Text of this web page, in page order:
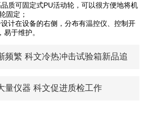
可固定式PU活动轮，可以很方便地将机
固定；
在设备的右侧，分布有温控仪、控制开
于维护。
频繁 科文冷热冲击试验箱新品追
量仪器 科文促进质检工作